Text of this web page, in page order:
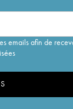
emails afin de